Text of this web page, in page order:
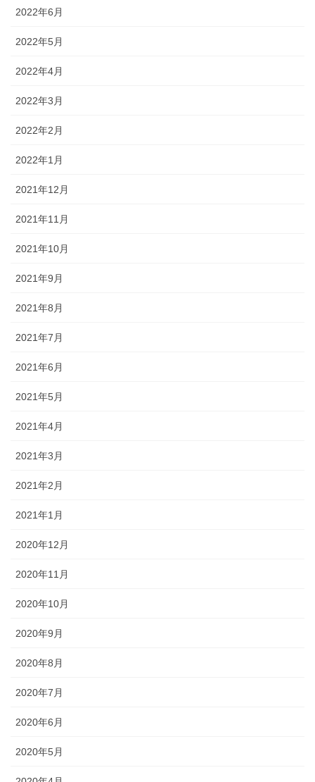
2022年6月
2022年5月
2022年4月
2022年3月
2022年2月
2022年1月
2021年12月
2021年11月
2021年10月
2021年9月
2021年8月
2021年7月
2021年6月
2021年5月
2021年4月
2021年3月
2021年2月
2021年1月
2020年12月
2020年11月
2020年10月
2020年9月
2020年8月
2020年7月
2020年6月
2020年5月